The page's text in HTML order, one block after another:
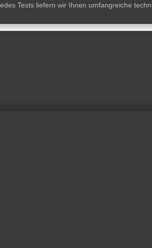
Tests liefern wir Ihnen umfangreiche